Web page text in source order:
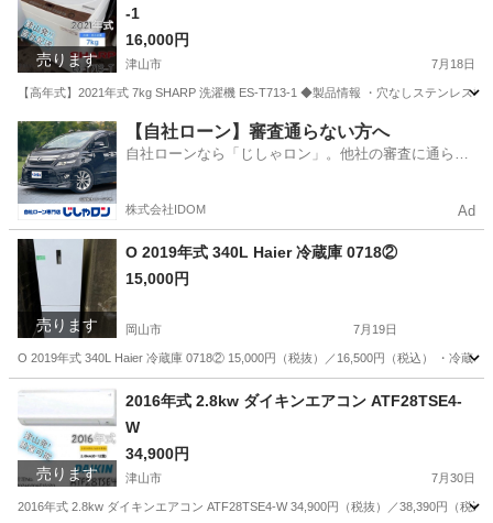
売ります
-1
16,000円
津山市 7月18日
【高年式】2021年式 7kg SHARP 洗濯機 ES-T713-1 ◆製品情報 ・穴なしステンレス
岡山 津山市 生活家電 商品
【自社ローン】審査通らない方へ
自社ローンなら「じしゃロン」。他社の審査に通らな
株式会社IDOM Ad
売ります
O 2019年式 340L Haier 冷蔵庫 0718②
15,000円
岡山市 7月19日
O 2019年式 340L Haier 冷蔵庫 0718② 15,000円（税抜）／16,500円（税込） ・冷蔵
岡山 岡山市 キッチン家電 商品
売ります
2016年式 2.8kw ダイキンエアコン ATF28TSE4-
W
34,900円
津山市 7月30日
2016年式 2.8kw ダイキンエアコン ATF28TSE4-W 34,900円（税抜）／38,390円（税